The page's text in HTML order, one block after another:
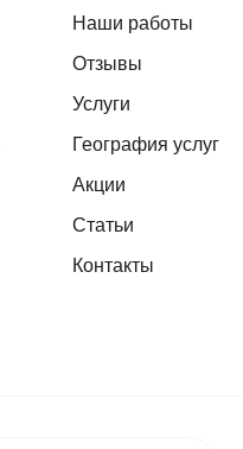
Наши работы
Отзывы
Услуги
География услуг
Акции
Статьи
Контакты